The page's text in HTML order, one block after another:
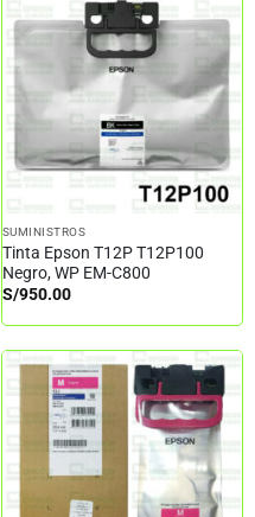
SUMINISTROS
Tinta Epson T12P T12P100
Negro, WP EM-C800
S/950.00